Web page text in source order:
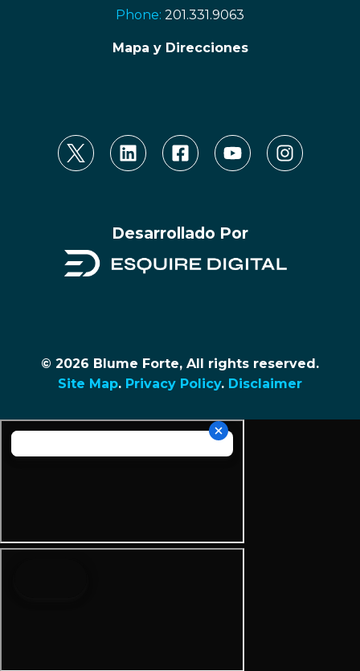
Phone: 201.331.9063
Mapa y Direcciones
Desarrollado Por
© 2026 Blume Forte, All rights reserved.
Site Map. Privacy Policy. Disclaimer